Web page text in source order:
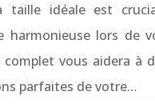
taille idéale est
harmonieuse lors de
complet vous aidera à
parfaites de votre…